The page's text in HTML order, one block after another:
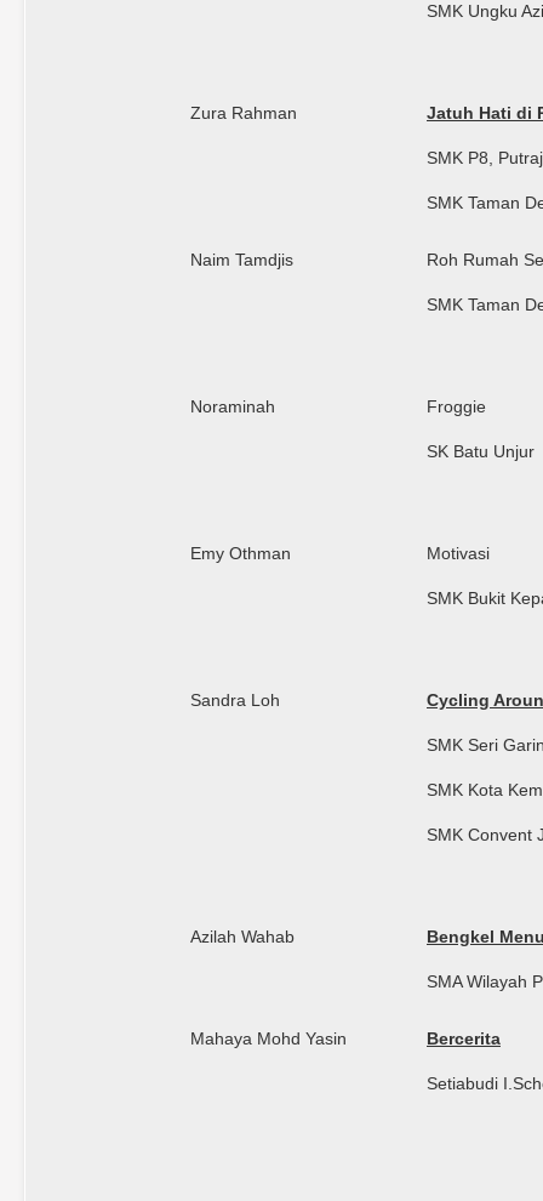
SMK Ungku
Zura Rahman Jatuh Hati di
SMK P8,
SMK Taman
Naim Tamdjis Roh Rumah
SMK Taman
Noraminah Froggie
SK Batu Unjur
Emy Othman Motivasi
SMK Bukit
Sandra Loh Cycling
SMK Seri
SMK Kota
SMK Convent
Azilah Wahab Bengkel
SMA Wilayah
Mahaya Mohd Yasin Bercerita
Setiabudi